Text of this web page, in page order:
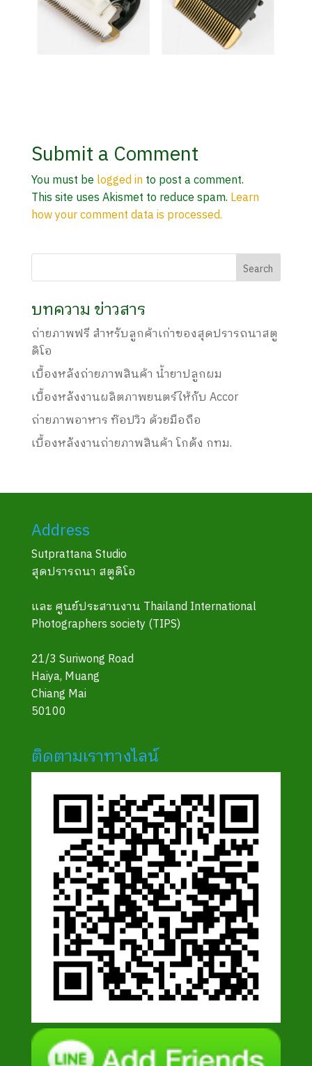
Submit a Comment
You must be logged into post a comment.
This site uses Akismet to reduce spam. Learn
how your comment data is processed.
บทความ ข่าวสาร
ถ่ายภาพฟรี สำหรับลูกค้าเก่าของสุดปรารถนาสตู
ดิโอ
เบื้องหลังถ่ายภาพสินค้า น้ำยาปลูกผม
เบื้องหลังงานผลิตภาพยนตร์ให้กับ Accor
ถ่ายภาพอาหาร ท๊อปวิว ด้วยมือถือ
เบื้องหลังงานถ่ายภาพสินค้า โกดัง กทม.
Address
Sutprattana Studio
สุดปรารถนา สตูดิโอ
และ ศูนย์ประสานงาน Thailand International
Photographers society (TIPS)
21/3 Suriwong Road
Haiya, Muang
Chiang Mai
50100
ติดตามเราทางไลน์